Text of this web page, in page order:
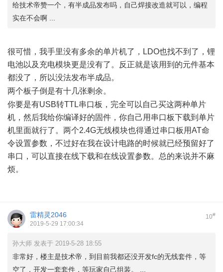
给技术帝赞一个，有半成品发布吗，自己焊接改造就可以，编程
实在不会啊 ...
很可惜，我手里没有多余的单片机了，LDO也找不到了，锂
电池以及充电模块更是没有了。反正就是该用到的元件基本
都没了，所以没法发布半成品。
两个板子倒是有十几张剩余。
你要是有USB转TTL串口板，完全可以自己买这两种单片
机，然后我给你编译好的固件，你自己用串口板下载到单片
机里面就行了。两个2.4G无线模块也得通过串口板用AT命
令设置参数，不过好在我在设计电路的时候就已经预留好了
串口，可以直接在线下载和在线设置参数。总的来说并不麻
烦。
10#
雷精灵2046
2019-5-29 17:00:34
孙大师 发表于 2019-5-28 18:55
非常好，楼主是技术帝，到目前我都还没开发fc的无线套件，等
空了，开发一套套件，等玩家自己组装。 ...